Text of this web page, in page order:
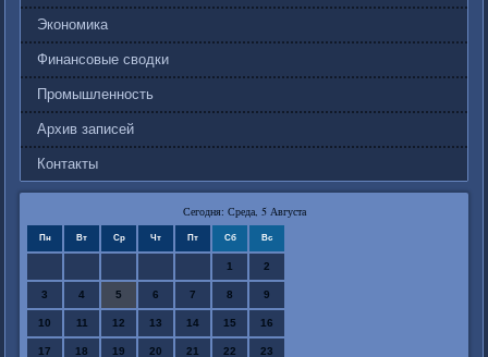
Экономика
Финансовые сводки
Промышленность
Архив записей
Контакты
Сегодня: Среда, 5 Августа
Пн Вт Ср Чт Пт Сб Вс
1 2
3 4 5 6 7 8 9
10 11 12 13 14 15 16
17 18 19 20 21 22 23